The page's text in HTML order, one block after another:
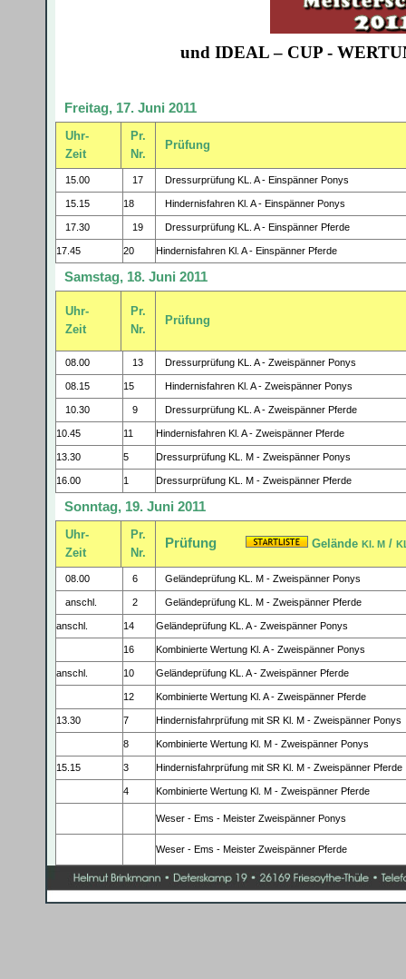
und IDEAL – CUP -
Freitag, 17. Juni 2011
Uhr-
Zeit
Pr.
Nr.
Prüfung
15.00 17 Dressurprüfung KL. A - Einspänner Ponys
15.15 18 Hindernisfahren Kl. A - Einspänner Ponys
17.30 19 Dressurprüfung KL. A - Einspänner Pferde
17.45 20 Hindernisfahren Kl. A - Einspänner Pferde
Samstag, 18. Juni 2011
Uhr-
Zeit
Pr.
Nr.
Prüfung
08.00 13 Dressurprüfung KL. A - Zweispänner Ponys
08.15 15 Hindernisfahren Kl. A - Zweispänner Ponys
10.30 9 Dressurprüfung KL. A - Zweispänner Pferde
10.45 11 Hindernisfahren Kl. A - Zweispänner Pferde
13.30 5 Dressurprüfung KL. M - Zweispänner Ponys
16.00 1 Dressurprüfung KL. M - Zweispänner Pferde
Sonntag, 19. Juni 2011
Uhr-
Zeit
Pr.
Nr.
Prüfung Gelände Kl. M /
08.00 6 Geländeprüfung KL. M - Zweispänner Ponys
anschl. 2 Geländeprüfung KL. M - Zweispänner Pferde
anschl. 14 Geländeprüfung KL. A - Zweispänner Ponys
16 Kombinierte Wertung Kl. A - Zweispänner Ponys
anschl. 10 Geländeprüfung KL. A - Zweispänner Pferde
12 Kombinierte Wertung Kl. A - Zweispänner Pferde
13.30 7 Hindernisfahrprüfung mit SR Kl. M - Zweispänner Ponys
8 Kombinierte Wertung Kl. M - Zweispänner Ponys
15.15 3 Hindernisfahrprüfung mit SR Kl. M - Zweispänner Pferde
4 Kombinierte Wertung Kl. M - Zweispänner Pferde
Weser - Ems - Meister Zweispänner Ponys
Weser - Ems - Meister Zweispänner Pferde